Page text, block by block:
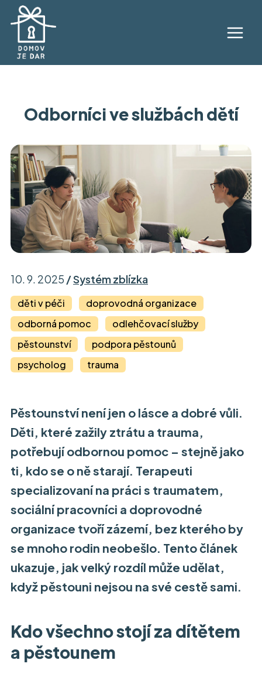
Přeskočit
Main
Menu
Odborníci ve službách dětí
10. 9. 2025 /Systém zblízka
děti v péči
doprovodná organizace
odborná pomoc
odlehčovací služby
pěstounství
podpora pěstounů
psycholog
trauma
Pěstounství není jen o lásce a dobré vůli.
Děti, které zažily ztrátu a trauma,
potřebují odbornou pomoc – stejně jako
ti, kdo se o ně starají. Terapeuti
specializovaní na práci s traumatem,
sociální pracovníci a doprovodné
organizace tvoří zázemí, bez kterého by
se mnoho rodin neobešlo. Tento článek
ukazuje, jak velký rozdíl může udělat,
když pěstouni nejsou na své cestě sami.
Kdo všechno stojí za dítětem
a pěstounem